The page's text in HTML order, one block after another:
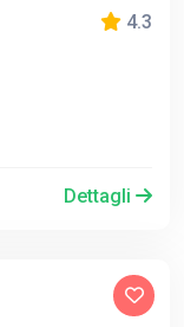
4.3
Dettagli